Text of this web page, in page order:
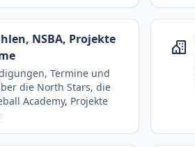
NSBA, Projekte
Termine und
die North Stars, die
Academy, Projekte